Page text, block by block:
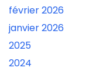
février 2026
janvier 2026
2025
2024